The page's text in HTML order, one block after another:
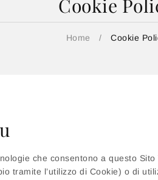
Cookie
Home / Cookie
che consentono a questo
tramite l’utilizzo di Cookie) o di